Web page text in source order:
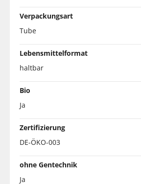
Verpackungsart
Tube
Lebensmittelformat
haltbar
Bio
Ja
Zertifizierung
DE-ÖKO-003
ohne Gentechnik
Ja